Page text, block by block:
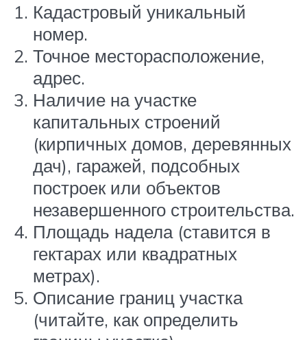
Кадастровый уникальный
номер.
Точное месторасположение,
адрес.
Наличие на участке
капитальных строений
(кирпичных домов, деревянных
дач), гаражей, подсобных
построек или объектов
незавершенного строительства.
Площадь надела (ставится в
гектарах или квадратных
метрах).
Описание границ участка
(читайте, как определить